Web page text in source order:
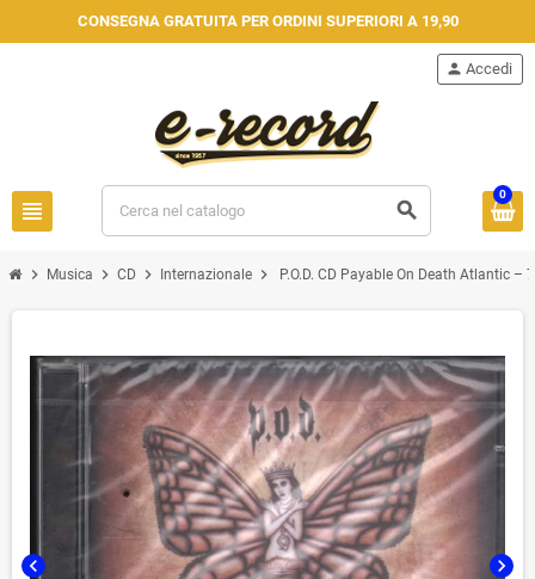
CONSEGNA GRATUITA PER ORDINI SUPERIORI A 19,90
view_headline search
person Accedi
0
chevron_right Musica chevron_right CD chevron_right Internazionale chevron_right P.O.D. CD Payable On Death Atlantic
chevron_left chevron_right